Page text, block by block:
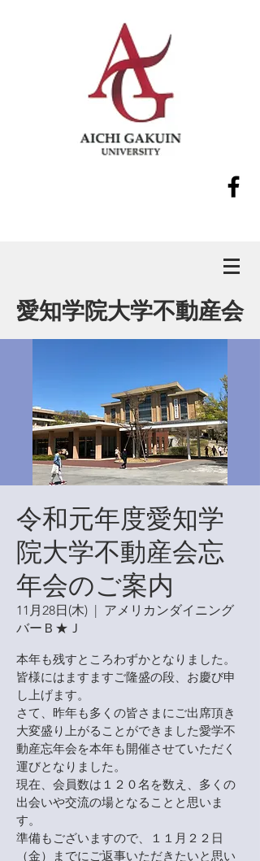
愛知学院大学不動産会
令和元年度愛知学
院大学不動産会忘
年会のご案内
11月28日(木)
  |
アメリカンダイニング
バーＢ★Ｊ
本年も残すところわずかとなりました。
皆様にはますますご隆盛の段、お慶び申
し上げます。
さて、昨年も多くの皆さまにご出席頂き
大変盛り上がることができました愛学不
動産忘年会を本年も開催させていただく
運びとなりました。
現在、会員数は１２０名を数え、多くの
出会いや交流の場となることと思いま
す。
準備もございますので、１１月２２日
（金）までにご返事いただきたいと思い